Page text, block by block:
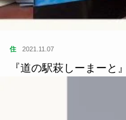
住 2021.11.07
『道の駅萩しーまーと